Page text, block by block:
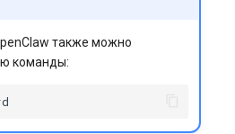
также можно
команды: